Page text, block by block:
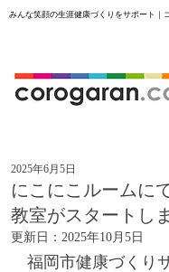
みんな笑顔の生涯健康づくりをサポート｜
にこにこルームに
教室がスタートし
2025年6月5日
更新日： 2025年10月5日
福岡市健康づくり